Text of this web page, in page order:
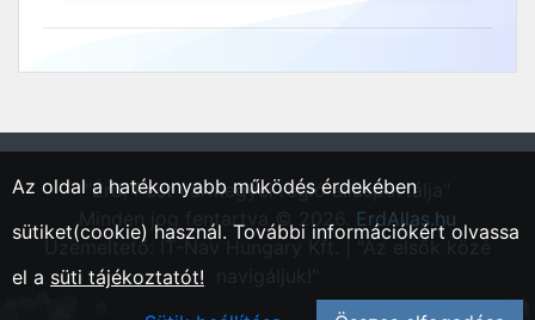
"Érd, Pest vármegyei régió állásportálja"
Minden jog fentartva © 2026. ErdAllas.hu
Üzemeltető: IT-Nav Hungary Kft. | "Az elsők közé
Az oldal a hatékonyabb működés érdekében
sütiket(cookie) használ. További információkért olvassa
el a süti tájékoztatót!